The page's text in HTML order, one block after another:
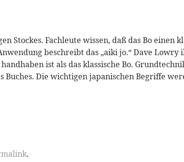
Stockes. Fachleute wissen, daß das Bo
beschreibt das „aiki jo.“ Dave
ist als das klassische Bo.
Die wichtigen japanischen Begriffe
.